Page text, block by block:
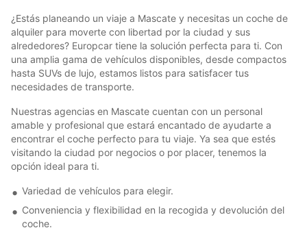
¿Estás planeando un viaje a Mascate y necesitas un coche de
alquiler para moverte con libertad por la ciudad y sus
alrededores? Europcar tiene la solución perfecta para ti. Con
una amplia gama de vehículos disponibles, desde compactos
hasta SUVs de lujo, estamos listos para satisfacer tus
necesidades de transporte.
Nuestras agencias en Mascate cuentan con un personal
amable y profesional que estará encantado de ayudarte a
encontrar el coche perfecto para tu viaje. Ya sea que estés
visitando la ciudad por negocios o por placer, tenemos la
opción ideal para ti.
Variedad de vehículos para elegir.
Conveniencia y flexibilidad en la recogida y devolución del
coche.